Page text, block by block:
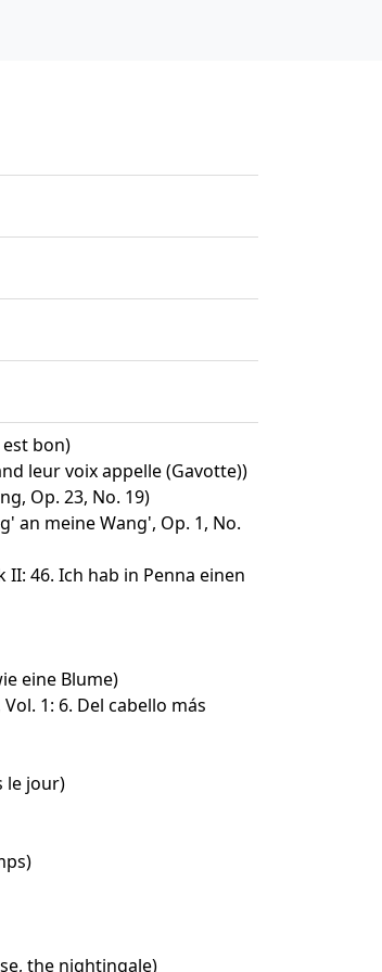
bon)
leur voix appelle (Gavotte))
Op. 23, No. 19)
an meine Wang', Op. 1, No.
46. Ich hab in Penna einen
eine Blume)
1: 6. Del cabello más
le jour)
the nightingale)